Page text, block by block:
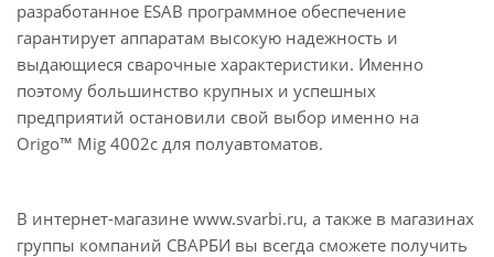
разработанное ESAB программное обеспечение
гарантирует аппаратам высокую надежность и
выдающиеся сварочные характеристики. Именно
поэтому большинство крупных и успешных
предприятий остановили свой выбор именно на
Origo™ Mig 4002c для полуавтоматов.
В интернет-магазине www.svarbi.ru, а также в магазинах
группы компаний СВАРБИ вы всегда сможете получить